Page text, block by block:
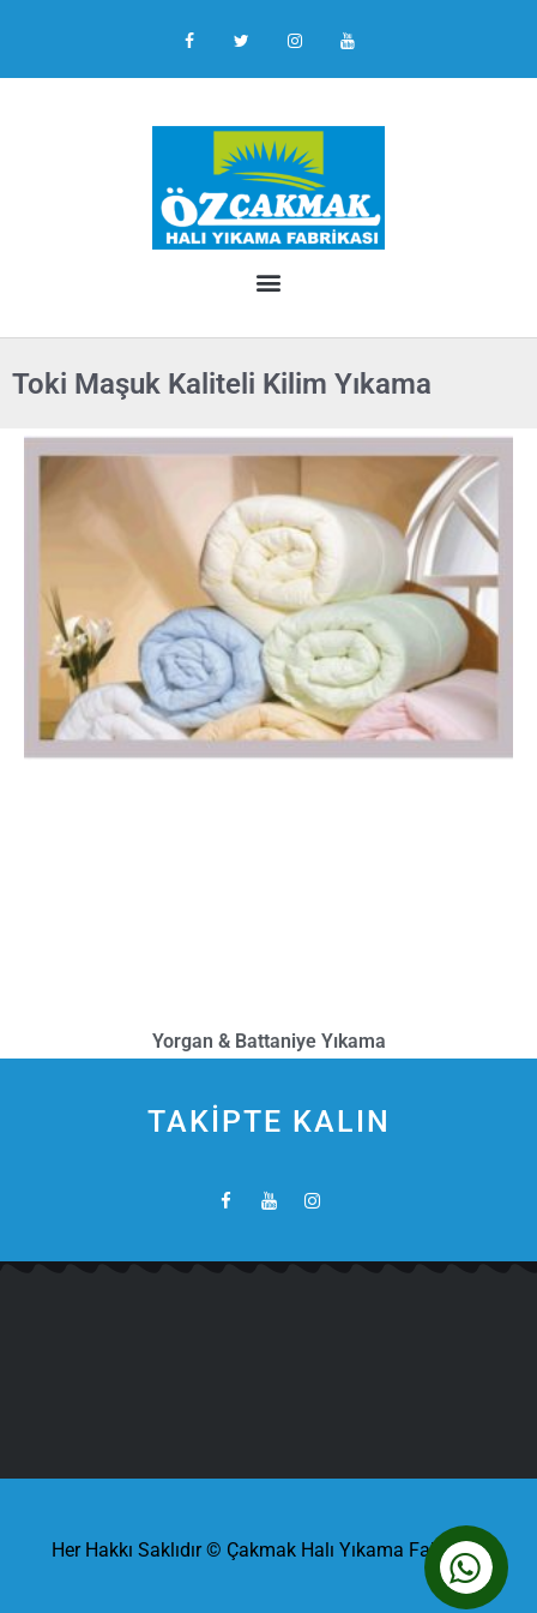
Toki Maşuk Kaliteli Kilim Yıkama
Yorgan & Battaniye Yıkama
TAKİPTE KALIN
Her Hakkı Saklıdır © Çakmak Halı Yıkama Fabrikası